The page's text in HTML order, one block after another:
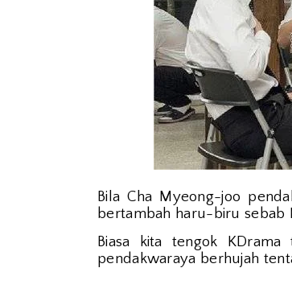
Bila Cha Myeong-joo
bertambah haru-biru sebab
Biasa kita tengok
pendakwaraya berhujah